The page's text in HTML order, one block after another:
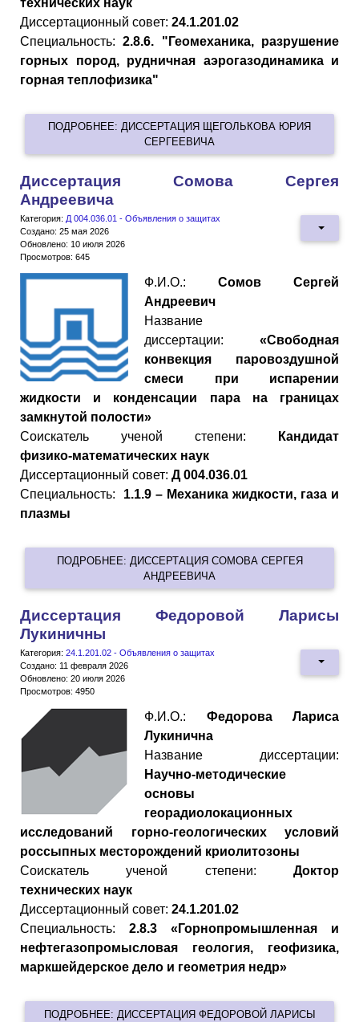
Диссертационный совет: 24.1.201.02
Специальность:2.8.6. "Геомеханика, разрушение
горных пород, рудничная аэрогазодинамика и
горная теплофизика"
ПОДРОБНЕЕ: ДИССЕРТАЦИЯ ЩЕГОЛЬКОВА ЮРИЯ
СЕРГЕЕВИЧА
Диссертация Сомова Сергея
Андреевича
Категория: Д 004.036.01 - Объявления о защитах
Создано: 25 мая 2026
Обновлено: 10 июля 2026
Просмотров: 645
Ф.И.О.: Сомов Сергей
Андреевич
Название
диссертации: «Свободная
конвекция паровоздушной
смеси при испарении
жидкости и конденсации пара на границах
замкнутой полости»
Cоискатель ученой степени:
Кандидат
физико-математических наук
Диссертационный совет: Д 004.036.01
Специальность: 1.1.9 – Механика жидкости, газа и
плазмы
ПОДРОБНЕЕ: ДИССЕРТАЦИЯ СОМОВА СЕРГЕЯ
АНДРЕЕВИЧА
Диссертация Федоровой Ларисы
Лукиничны
Категория: 24.1.201.02 - Объявления о защитах
Создано: 11 февраля 2026
Обновлено: 20 июля 2026
Просмотров: 4950
Ф.И.О.: Федорова Лариса
Лукинична
Название диссертации:
Научно-методические
основы
георадиолокационных
исследований горно-геологических условий
россыпных месторождений криолитозоны
Cоискатель ученой степени: Доктор
технических наук
Диссертационный совет: 24.1.201.02
Специальность: 2.8.3 «Горнопромышленная и
нефтегазопромысловая геология, геофизика,
маркшейдерское дело и геометрия недр»
ПОДРОБНЕЕ: ДИССЕРТАЦИЯ ФЕДОРОВОЙ ЛАРИСЫ